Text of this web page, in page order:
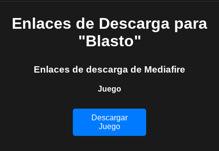
Enlaces de Descarga para
"Blasto"
Enlaces de descarga de Mediafire
Juego
Descargar
Juego